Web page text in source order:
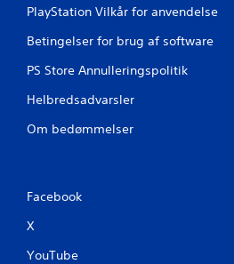
PlayStation Vilkår for anvendelse
Betingelser for brug af software
PS Store Annulleringspolitik
Helbredsadvarsler
Om bedømmelser
Facebook
X
YouTube